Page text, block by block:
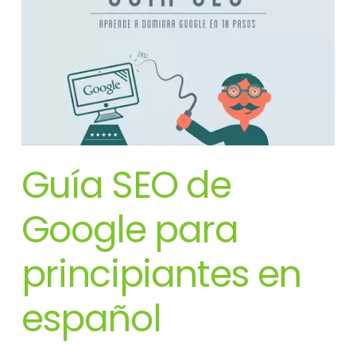
Guía SEO de
Google para
principiantes en
español